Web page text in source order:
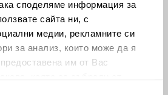
споделяме информация за
сайта ни, с
медии, рекламните си
за анализ, които може да я
им от Вас
Пазари(810)
Emerging Markets